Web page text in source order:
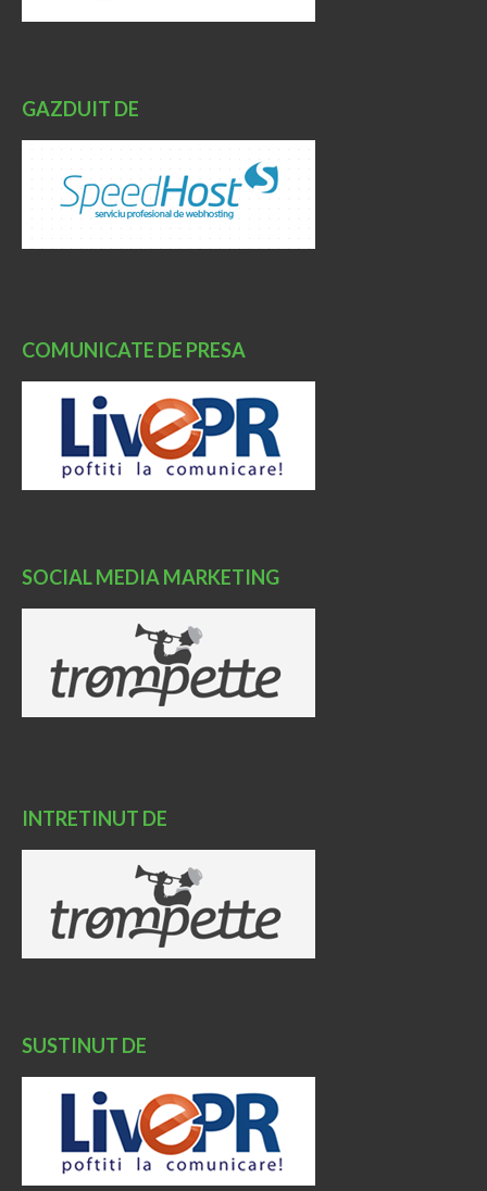
GAZDUIT DE
COMUNICATE DE PRESA
SOCIAL MEDIA MARKETING
INTRETINUT DE
SUSTINUT DE